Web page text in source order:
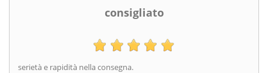
consigliato
serietà e rapidità nella consegna.